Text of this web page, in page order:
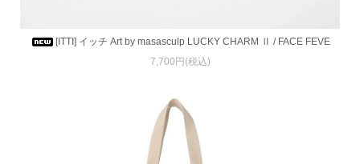
[ITTI] イッチ Art by masasculp LUCKY CHARM Ⅱ / FACE FEVE
7,700円(税込)